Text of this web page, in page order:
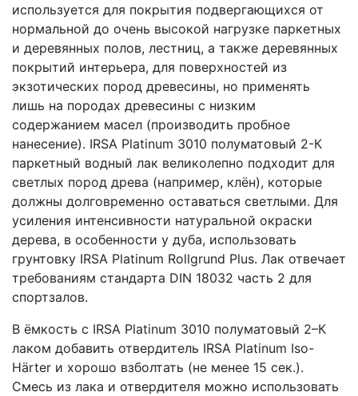
используется для покрытия подвергающихся от
нормальной до очень высокой нагрузке паркетных
и деревянных полов, лестниц, а также деревянных
покрытий интерьера, для поверхностей из
экзотических пород древесины, но применять
лишь на породах древесины с низким
содержанием масел (производить пробное
нанесение). IRSA Platinum 3010 полуматовый 2-К
паркетный водный лак великолепно подходит для
светлых пород древа (например, клён), которые
должны долговременно оставаться светлыми. Для
усиления интенсивности натуральной окраски
дерева, в особенности у дуба, использовать
грунтовку IRSA Platinum Rollgrund Plus. Лак отвечает
требованиям стандарта DIN 18032 часть 2 для
спортзалов.
В ёмкость с IRSA Platinum 3010 полуматовый 2–К
лаком добавить отвердитель IRSA Platinum Iso-
Härter и хорошо взболтать (не менее 15 сек.).
Смесь из лака и отвердителя можно использовать